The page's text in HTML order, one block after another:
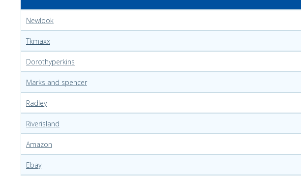
Newlook
Tkmaxx
Dorothyperkins
Marks and spencer
Radley
Riverisland
Amazon
Ebay